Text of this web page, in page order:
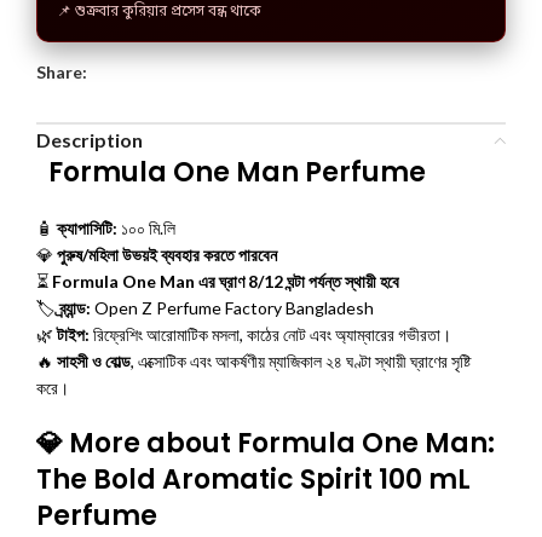
📌 শুক্রবার কুরিয়ার প্রসেস বন্ধ থাকে
Share:
Description
Formula One Man Perfume
🧴ক্যাপাসিটি: ১০০ মি.লি
💎 পুরুষ/মহিলা উভয়ই ব্যবহার করতে পারবেন
⏳ Formula One Man এর ঘ্রাণ 8/12 ঘন্টা পর্যন্ত স্থায়ী হবে
🏷️ব্র্যান্ড: Open Z Perfume Factory Bangladesh
🌿টাইপ: রিফ্রেশিং আরোমাটিক মসলা, কাঠের নোট এবং অ্যাম্বারের গভীরতা।
🔥 সাহসী ও বোল্ড, এক্সোটিক এবং আকর্ষণীয় ম্যাজিকাল ২৪ ঘণ্টা স্থায়ী ঘ্রাণের সৃষ্টি
করে।
💎 More about Formula One Man:
The Bold Aromatic Spirit 100 mL
Perfume